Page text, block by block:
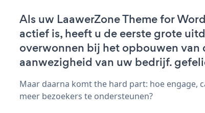
Als uw LaawerZone Theme for
actief is, heeft u de eerste grote
overwonnen bij het opbouwen van
aanwezigheid van uw bedrijf.
Maar daarna komt the hard part: hoe engage,
meer bezoekers te ondersteunen?